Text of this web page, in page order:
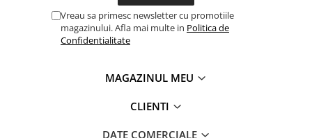
Baterii lavoar
Baterii cada
Baterii bideu si dus igienic
Vreau sa primesc newsletter cu promotiile
magazinului. Afla mai multe in Politica de
Confidentialitate
MAGAZINUL MEU
CLIENTI
DATE COMERCIALE